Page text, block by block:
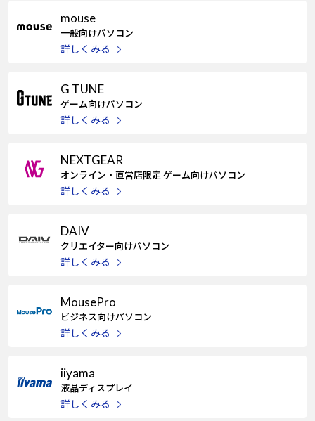
ワークステーション
Windows 11|Copilot+ PC
mouse
一般向けパソコン
詳しくみる
G TUNE
ゲーム向けパソコン
詳しくみる
NEXTGEAR
オンライン・直営店限定 ゲーム向けパソコン
詳しくみる
DAIV
クリエイター向けパソコン
詳しくみる
MousePro
ビジネス向けパソコン
詳しくみる
iiyama
液晶ディスプレイ
詳しくみる